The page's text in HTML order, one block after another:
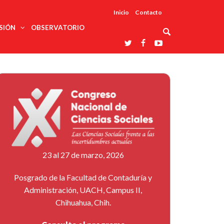
Inicio Contacto
ciencias
profesionales
trabajo
Redes
temáticas
Laboratorios
nacionales
Entidades
afines
Reconoce
La UDUALC
A La
Universidad
De México
En Su 475
Aniversario
OBSERVATORIO
23 al 27 de marzo, 2026
Posgrado de la Facultad de Contaduría y
Administración, UACH, Campus II,
Chihuahua, Chih.